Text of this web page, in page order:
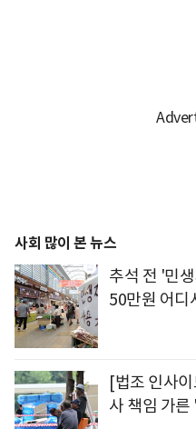
사회 많이 본 뉴스
추석 전 '민
50만원 어디
[법조 인사
사 책임 가